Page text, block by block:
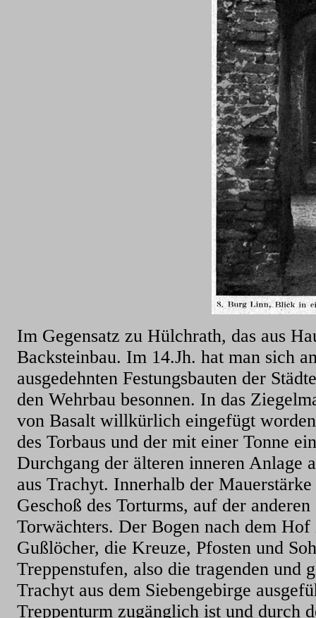
Im Gegensatz zu Hülchrath, das aus
Backsteinbau. Im 14.Jh. hat man sich
ausgedehnten Festungsbauten der
den Wehrbau besonnen. In das
von Basalt willkürlich eingefügt
des Torbaus und der mit einer Tonne
Durchgang der älteren inneren Anlage
aus Trachyt. Innerhalb der
Geschoß des Torturms, auf der
Torwächters. Der Bogen nach dem
Gußlöcher, die Kreuze, Pfosten und
Treppenstufen, also die tragenden
Trachyt aus dem Siebengebirge
Treppenturm zugänglich ist und durch